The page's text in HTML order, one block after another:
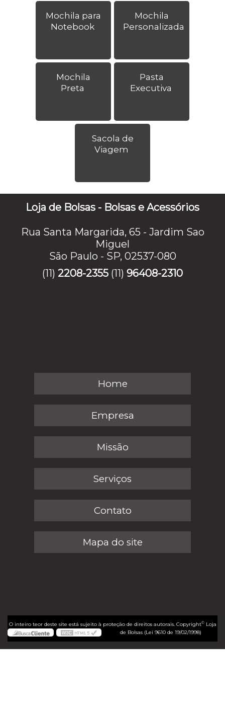
Mochila para
Notebook
Mochila
Personalizada
Mochila
Preta
Pasta
Executiva
Sacola de
Viagem
Loja de Bolsas - Bolsas e Acessórios
Rua Santa Margarida, 65 - Jardim Sao
Miguel
São Paulo - SP, 02537-080
(11) 2208-2355 (11) 96408-2310
Home
Empresa
Missão
Serviços
Contato
Mapa do site
O inteiro teor deste site está sujeito à proteção de direitos autorais. Copyright©Loja
de Bolsas (Lei 9610 de 19/02/1998)